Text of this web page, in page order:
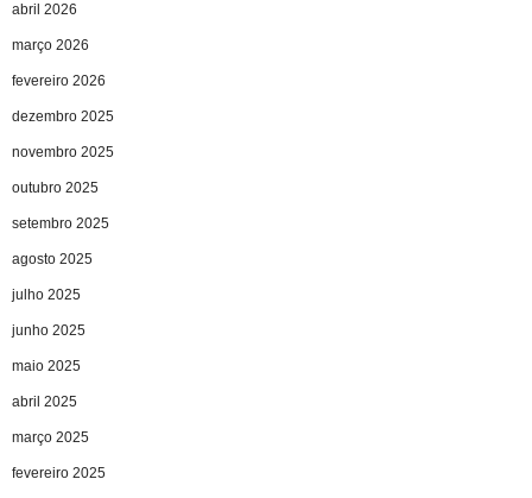
abril 2026
março 2026
fevereiro 2026
dezembro 2025
novembro 2025
outubro 2025
setembro 2025
agosto 2025
julho 2025
junho 2025
maio 2025
abril 2025
março 2025
fevereiro 2025